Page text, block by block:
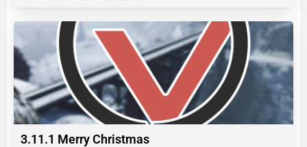
3.11.1 Merry Christmas